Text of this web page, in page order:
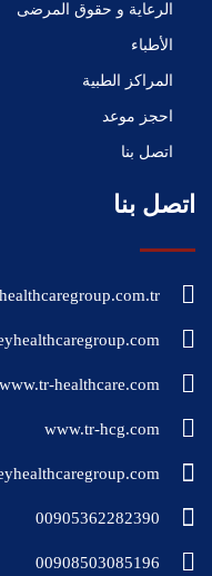
الرعاية و حقوق المرضى
الأطباء
المراكز الطبية
احجز موعد
اتصل بنا
اتصل بنا
www.tr-healthcare.com
www.tr-hcg.com
00905362282390
00908503085196